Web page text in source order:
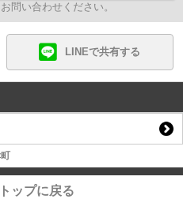
問い合わせください。
LINEで共有する
ップに戻る